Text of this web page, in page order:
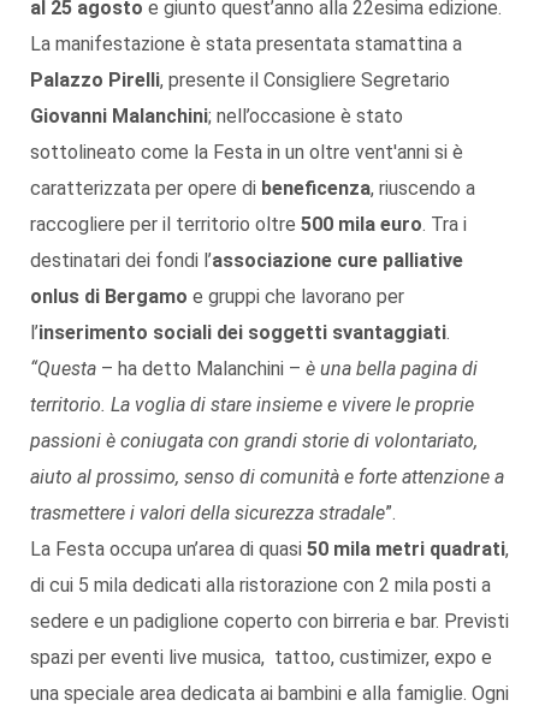
al 25 agosto e giunto quest’anno alla 22esima edizione.
La manifestazione è stata presentata stamattina a
Palazzo Pirelli, presente il Consigliere Segretario
Giovanni Malanchini; nell’occasione è stato
sottolineato come la Festa in un oltre vent'anni si è
caratterizzata per opere di beneficenza, riuscendo a
raccogliere per il territorio oltre 500 mila euro. Tra i
destinatari dei fondi l’associazione cure palliative
onlus di Bergamo e gruppi che lavorano per
l’inserimento sociali dei soggetti svantaggiati.
“Questa – ha detto Malanchini – è una bella pagina di
territorio. La voglia di stare insieme e vivere le proprie
passioni è coniugata con grandi storie di volontariato,
aiuto al prossimo, senso di comunità e forte attenzione a
trasmettere i valori della sicurezza stradale”.
La Festa occupa un’area di quasi 50 mila metri quadrati,
di cui 5 mila dedicati alla ristorazione con 2 mila posti a
sedere e un padiglione coperto con birreria e bar. Previsti
spazi per eventi live musica, tattoo, custimizer, expo e
una speciale area dedicata ai bambini e alla famiglie. Ogni